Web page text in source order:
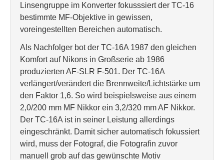
Linsengruppe im Konverter fokusssiert der TC-16
bestimmte MF-Objektive in gewissen,
voreingestellten Bereichen automatisch.
Als Nachfolger bot der TC-16A 1987 den gleichen
Komfort auf Nikons in Großserie ab 1986
produzierten AF-SLR F-501. Der TC-16A
verlängert/verändert die Brennweite/Lichtstärke um
den Faktor 1,6. So wird beispielsweise aus einem
2,0/200 mm MF Nikkor ein 3,2/320 mm AF Nikkor.
Der TC-16A ist in seiner Leistung allerdings
eingeschränkt. Damit sicher automatisch fokussiert
wird, muss der Fotograf, die Fotografin zuvor
manuell grob auf das gewünschte Motiv